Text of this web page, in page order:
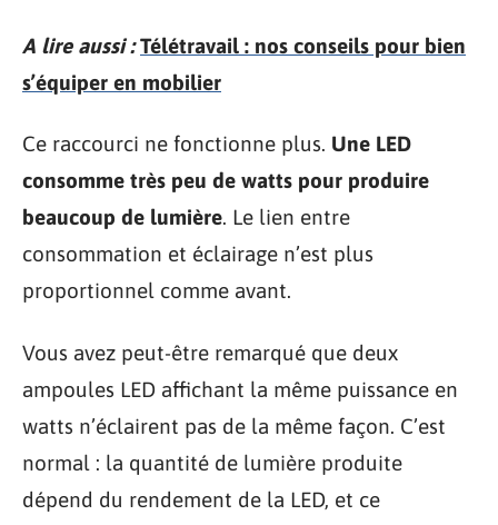
A lire aussi : Télétravail : nos conseils pour bien
s’équiper en mobilier
Ce raccourci ne fonctionne plus. Une LED
consomme très peu de watts pour produire
beaucoup de lumière. Le lien entre
consommation et éclairage n’est plus
proportionnel comme avant.
Vous avez peut-être remarqué que deux
ampoules LED affichant la même puissance en
watts n’éclairent pas de la même façon. C’est
normal : la quantité de lumière produite
dépend du rendement de la LED, et ce